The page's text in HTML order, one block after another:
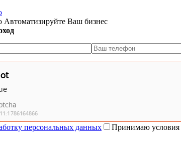
Автоматизируйте Ваш бизнес
персональных данных Принимаю условия